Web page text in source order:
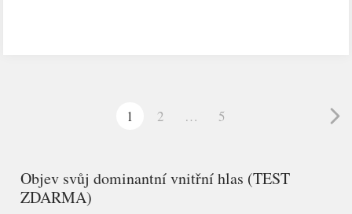
1 2 … 5
Objev svůj dominantní vnitřní hlas (TEST
ZDARMA)